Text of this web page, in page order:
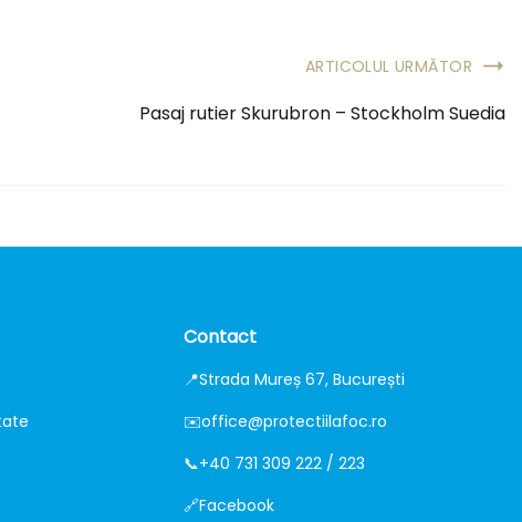
ARTICOLUL URMĂTOR
Pasaj rutier Skurubron – Stockholm Suedia
Contact
📍Strada Mureș 67, București
✉️office@protectiilafoc.ro
📞+40 731 309 222 / 223
🔗Facebook